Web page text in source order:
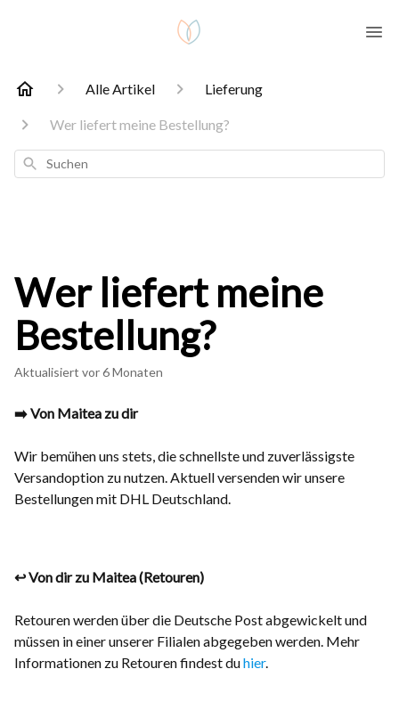
Alle Artikel Lieferung
Wer liefert meine Bestellung?
Suchen
Wer liefert meine
Bestellung?
Aktualisiert vor 6 Monaten
➡️ Von Maitea zu dir
Wir bemühen uns stets, die schnellste und zuverlässigste
Versandoption zu nutzen. Aktuell versenden wir unsere
Bestellungen mit DHL Deutschland.
↩️ Von dir zu Maitea (Retouren)
Retouren werden über die Deutsche Post abgewickelt und
müssen in einer unserer Filialen abgegeben werden. Mehr
Informationen zu Retouren findest duhier.